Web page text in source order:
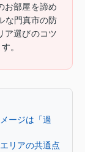
お部屋を諦め
な門真市の防
ア選びのコツ
。
ージは「過
リアの共通点